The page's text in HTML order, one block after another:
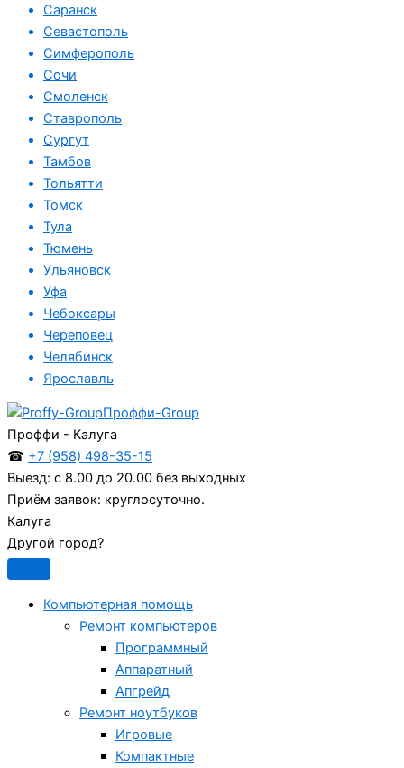
Саранск
Севастополь
Симферополь
Сочи
Смоленск
Ставрополь
Сургут
Тамбов
Тольятти
Томск
Тула
Тюмень
Ульяновск
Уфа
Чебоксары
Череповец
Челябинск
Ярославль
Проффи-Group
Проффи - Калуга
☎ +7 (958) 498-35-15
Выезд: с 8.00 до 20.00 без выходных
Приём заявок: круглосуточно.
Калуга
Другой город?
Компьютерная помощь
Ремонт компьютеров
Программный
Аппаратный
Апгрейд
Ремонт ноутбуков
Игровые
Компактные